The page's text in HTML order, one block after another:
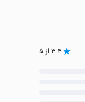
۳.۴ از ۵